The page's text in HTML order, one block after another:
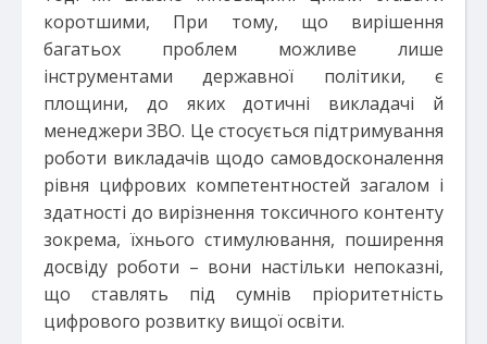
коротшими, При тому, що вирішення
багатьох проблем можливе лише
інструментами державної політики, є
площини, до яких дотичні викладачі й
менеджери ЗВО. Це стосується підтримування
роботи викладачів щодо самовдосконалення
рівня цифрових компетентностей загалом і
здатності до вирізнення токсичного контенту
зокрема, їхнього стимулювання, поширення
досвіду роботи – вони настільки непоказні,
що ставлять під сумнів пріоритетність
цифрового розвитку вищої освіти.